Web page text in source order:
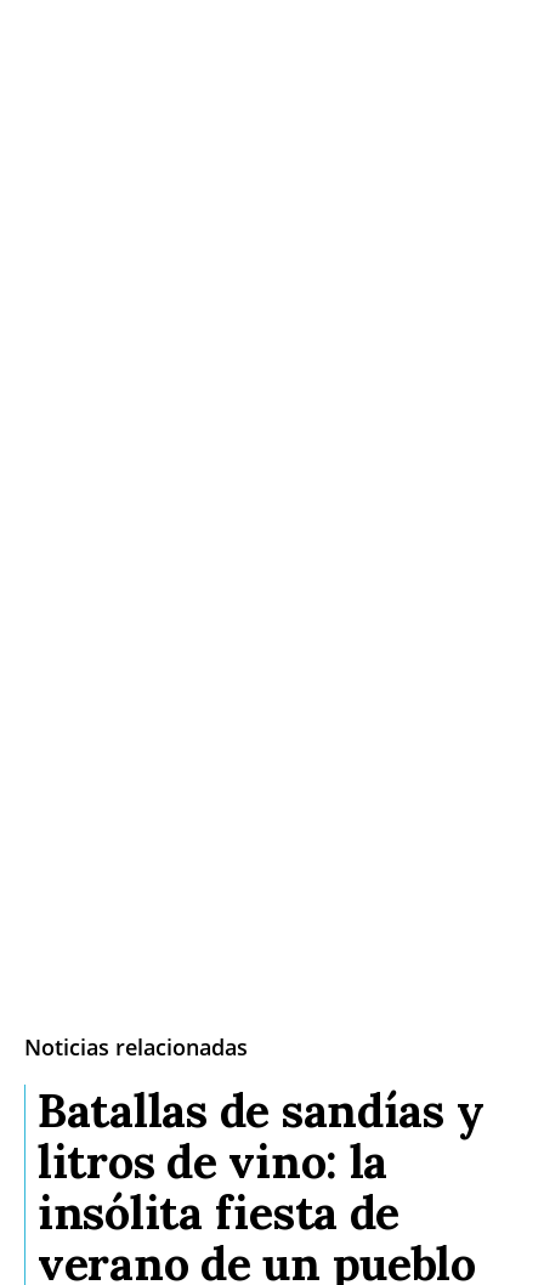
Noticias relacionadas
Batallas de sandías y
litros de vino: la
insólita fiesta de
verano de un pueblo